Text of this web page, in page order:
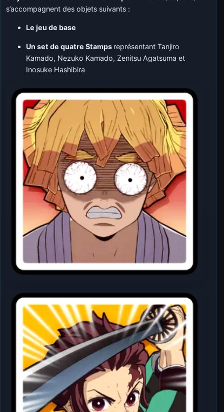
s’accompagnent des objets suivants :
Le jeu de base
Un set de quatre Stamps représentant Tanjiro
Kamado, Nezuko Kamado, Zenitsu Agatsuma et
Inosuke Hashibira